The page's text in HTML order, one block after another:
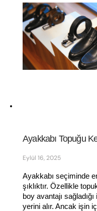
Ayakkabı Topuğu
Eylül 16, 2025
Ayakkabı seçiminde
şıklıktır. Özellikle
boy avantajı
yerini alır. Ancak işin